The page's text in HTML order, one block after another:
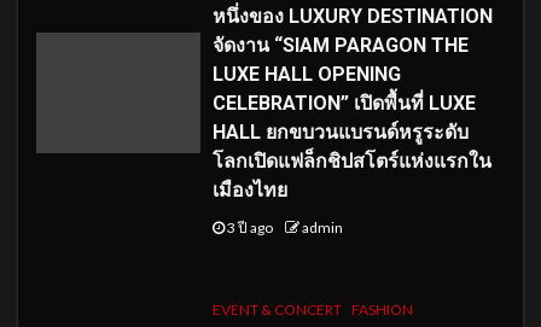
หนึ่งของ LUXURY DESTINATION
จัดงาน “SIAM PARAGON THE
LUXE HALL OPENING
CELEBRATION” เปิดพื้นที่ LUXE
HALL ยกขบวนแบรนด์หรูระดับ
โลกเปิดแฟล็กชิปสโตร์แห่งแรกใน
เมืองไทย
3 ปี ago admin
EVENT & CONCERT FASHION